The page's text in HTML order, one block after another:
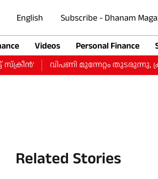
English Subscribe - Dhanam
Videos Personal Finance
വിപണി മുന്നേറ്റം തുടരുന്നു,
Related Stories